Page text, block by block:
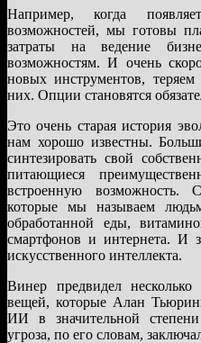
Например, когда
возможностей, мы готовы
затраты на ведение
возможностям. И очень
новых инструментов, теряем
них. Опции становятся
Это очень старая история
нам хорошо известны.
синтезировать свой
питающиеся
встроенную возможность.
которые мы называем
обработанной еды,
смартфонов и интернета. И
искусственного интеллекта.
Винер предвидел
вещей, которые Алан
ИИ в значительной
угроза, по его словам,